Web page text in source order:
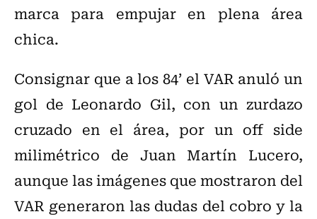
marca para empujar en plena área
chica.
Consignar que a los 84’ el VAR anuló un
gol de Leonardo Gil, con un zurdazo
cruzado en el área, por un off side
milimétrico de Juan Martín Lucero,
aunque las imágenes que mostraron del
VAR generaron las dudas del cobro y la